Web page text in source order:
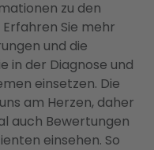
zu den
Sie mehr
und die
in der Diagnose und
einsetzen. Die
am Herzen, daher
auch Bewertungen
einsehen. So